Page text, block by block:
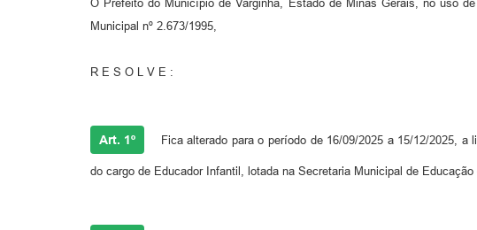
O Prefeito do Município de Varginha, Estado de Minas Gerais, no uso
Municipal nº 2.673/1995,
R E S O L V E :
Art. 1º Fica alterado para o período de 16/09/2025 a 15/12/2025,
do cargo de Educador Infantil, lotada na Secretaria Municipal de